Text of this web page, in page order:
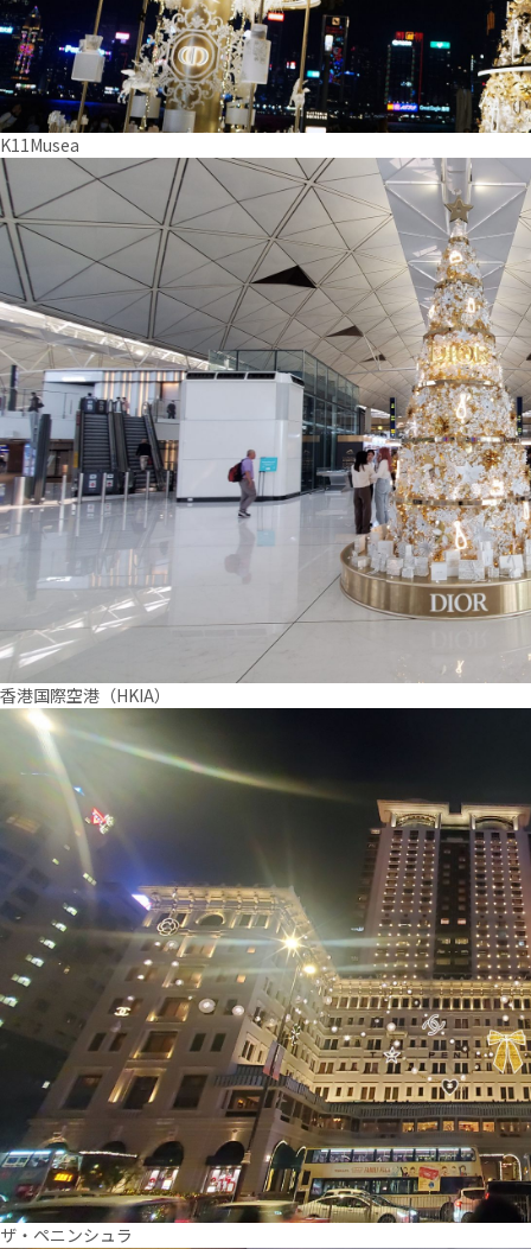
K11Musea
香港国際空港（HKIA）
ザ・ペニンシュラ